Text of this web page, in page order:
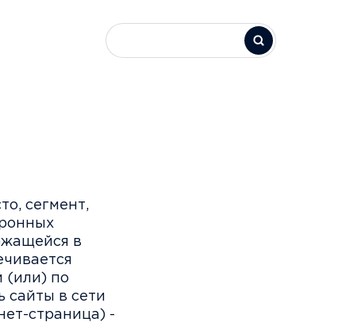
сегмент,
в
(или) по
сайты в сети
страница) -